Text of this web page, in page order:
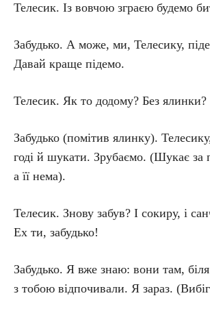
Телесик. Із вовчою зграєю будемо
Забудько. А може, ми, Телесику,
Давай краще підемо.
Телесик. Як то додому? Без ялинки?
Забудько (помітив ялинку).
годі й шукати. Зрубаємо. (Шукає за
а її нема).
Телесик. Знову забув? І сокиру, і
Ех ти, забудько!
Забудько. Я вже знаю: вони там,
з тобою відпочивали. Я зараз.